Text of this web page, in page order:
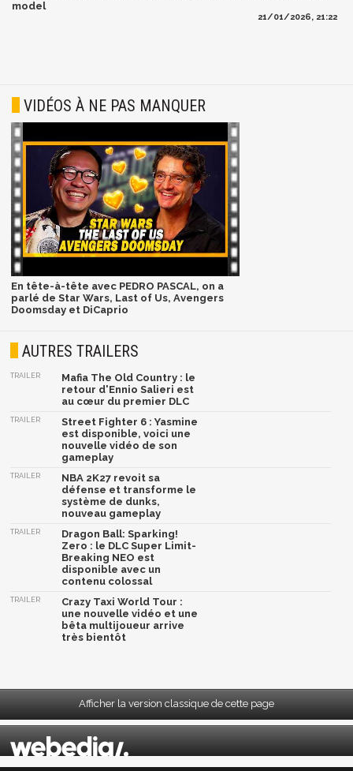
model
21/01/2026, 21:22
VIDÉOS À NE PAS MANQUER
En tête-à-tête avec PEDRO PASCAL, on a
parlé de Star Wars, Last of Us, Avengers
Doomsday et DiCaprio
AUTRES TRAILERS
TRAILER
Mafia The Old Country : le
retour d'Ennio Salieri est
au cœur du premier DLC
TRAILER
Street Fighter 6 : Yasmine
est disponible, voici une
nouvelle vidéo de son
gameplay
TRAILER
NBA 2K27 revoit sa
défense et transforme le
système de dunks,
nouveau gameplay
TRAILER
Dragon Ball: Sparking!
Zero : le DLC Super Limit-
Breaking NEO est
disponible avec un
contenu colossal
TRAILER
Crazy Taxi World Tour :
une nouvelle vidéo et une
bêta multijoueur arrive
très bientôt
Afficher la version classique de cette page